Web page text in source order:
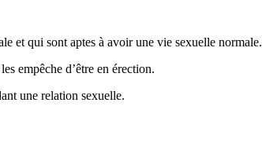
et qui sont aptes à avoir une vie sexuelle normale.
empêche d’être en érection.
une relation sexuelle.